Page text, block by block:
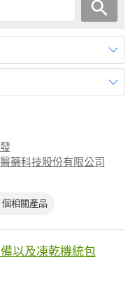
藥科技股份有限公司
個相關產品
以及凍乾機統包